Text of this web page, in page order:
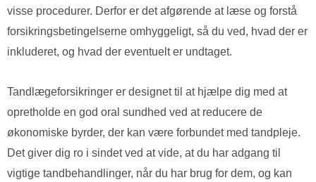
visse procedurer. Derfor er det afgørende at læse og forstå
forsikringsbetingelserne omhyggeligt, så du ved, hvad der er
inkluderet, og hvad der eventuelt er undtaget.
Tandlægeforsikringer er designet til at hjælpe dig med at
opretholde en god oral sundhed ved at reducere de
økonomiske byrder, der kan være forbundet med tandpleje.
Det giver dig ro i sindet ved at vide, at du har adgang til
vigtige tandbehandlinger, når du har brug for dem, og kan